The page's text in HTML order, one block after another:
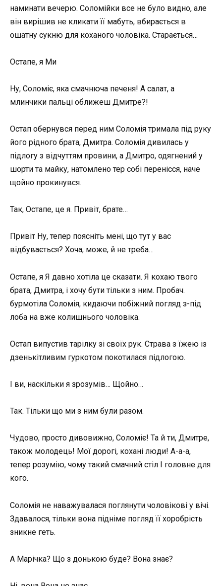
наминати вечерю. Соломійки все не було видно, але
він вирішив не кликати її мабуть, вбирається в
ошатну сукню для коханого чоловіка. Старається…
Остапе, я Ми
Ну, Соломіє, яка смачнюча печеня! А салат, а
млинчики пальці оближеш Дмитре?!
Остап обернувся перед ним Соломія тримала під руку
його рідного брата, Дмитра. Соломія дивилась у
підлогу з відчуттям провини, а Дмитро, одягнений у
шорти та майку, натомлено тер собі перенісся, наче
щойно прокинувся.
Так, Остапе, це я. Привіт, брате…
Привіт Ну, тепер поясніть мені, що тут у вас
відбувається? Хоча, може, й не треба…
Остапе, я Я давно хотіла це сказати. Я кохаю твого
брата, Дмитра, і хочу бути тільки з ним. Пробач.
бурмотіла Соломія, кидаючи побіжний погляд з-під
лоба на вже колишнього чоловіка.
Остап випустив тарілку зі своїх рук. Страва з їжею із
дзенькітливим гуркотом покотилася підлогою.
І ви, наскільки я зрозумів… Щойно…
Так. Тільки що ми з ним були разом.
Чудово, просто дивовижно, Соломіє! Та й ти, Дмитре,
також молодець! Мої дорогі, кохані люди! А-а-а,
тепер розумію, чому такий смачний стіл І головне для
кого.
Соломія не наважувалася поглянути чоловікові у вічі.
Здавалося, тільки вона підніме погляд її хоробрість
зникне геть.
А Марічка? Що з донькою буде? Вона знає?